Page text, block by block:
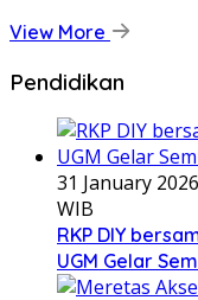
View More
Pendidikan
31 January
WIB
RKP DIY
UGM Gelar